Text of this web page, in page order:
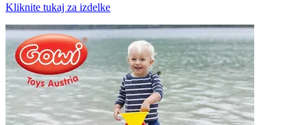
Kliknite tukaj za izdelke